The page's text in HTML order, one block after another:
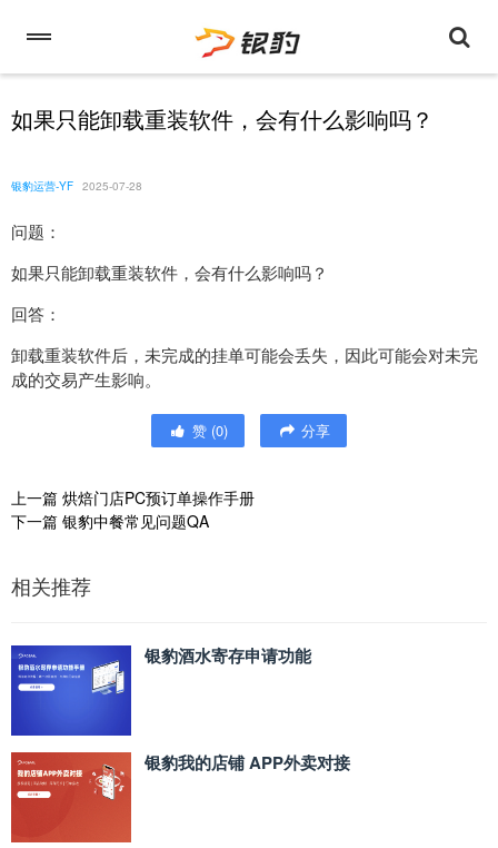
如果只能卸载重装软件，会有什么影响吗？
银豹运营-YF 2025-07-28
问题：
如果只能卸载重装软件，会有什么影响吗？
回答：
卸载重装软件后，未完成的挂单可能会丢失，因此可能会对未完
成的交易产生影响。
赞 (0) 分享
上一篇 烘焙门店PC预订单操作手册
下一篇 银豹中餐常见问题QA
相关推荐
银豹酒水寄存申请功能
银豹我的店铺 APP外卖对接